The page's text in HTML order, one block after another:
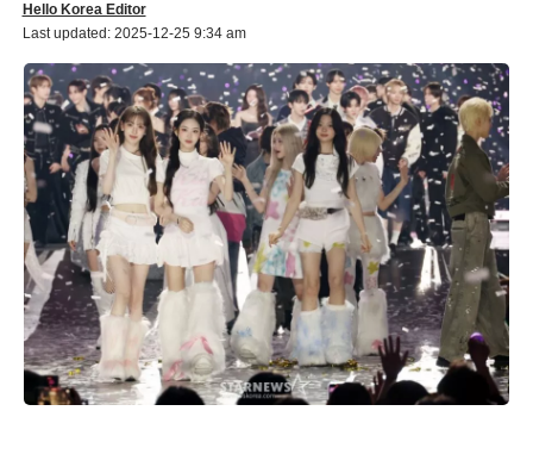
Last updated: 2025-12-25 9:34 am
Hello Korea Editor